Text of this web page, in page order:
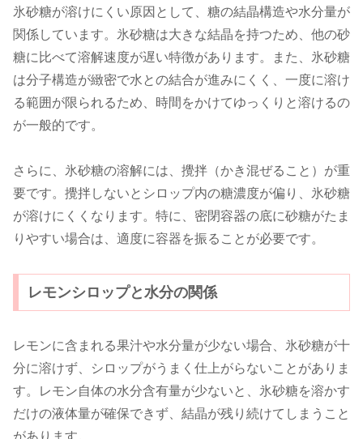
氷砂糖が溶けにくい原因として、糖の結晶構造や水分量が
関係しています。氷砂糖は大きな結晶を持つため、他の砂
糖に比べて溶解速度が遅い特徴があります。また、氷砂糖
は分子構造が緻密で水との結合が進みにくく、一度に溶け
る範囲が限られるため、時間をかけてゆっくりと溶けるの
が一般的です。
さらに、氷砂糖の溶解には、攪拌（かき混ぜること）が重
要です。攪拌しないとシロップ内の糖濃度が偏り、氷砂糖
が溶けにくくなります。特に、密閉容器の底に砂糖がたま
りやすい場合は、適度に容器を振ることが必要です。
レモンシロップと水分の関係
レモンに含まれる果汁や水分量が少ない場合、氷砂糖が十
分に溶けず、シロップがうまく仕上がらないことがありま
す。レモン自体の水分含有量が少ないと、氷砂糖を溶かす
だけの液体量が確保できず、結晶が残り続けてしまうこと
があります。